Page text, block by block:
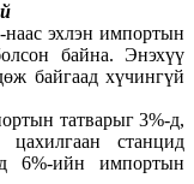
эхлэн импортын
байна. Энэхүү
байгаад хүчингүй
татварыг 3%-д,
станцид
6%-ийн импортын